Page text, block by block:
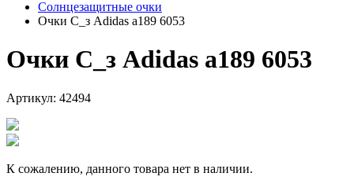
Солнцезащитные очки
Очки С_з Adidas a189 6053
Очки С_з Adidas a189 6053
Артикул: 42494
К сожалению, данного товара нет в наличии.